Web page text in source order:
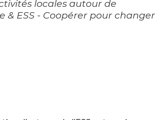
locales autour de
& ESS - Coopérer pour changer